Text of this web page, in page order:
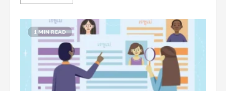
1 MIN READ